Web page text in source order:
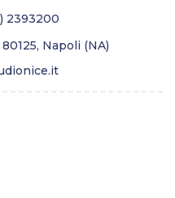
2393200
Napoli (NA)